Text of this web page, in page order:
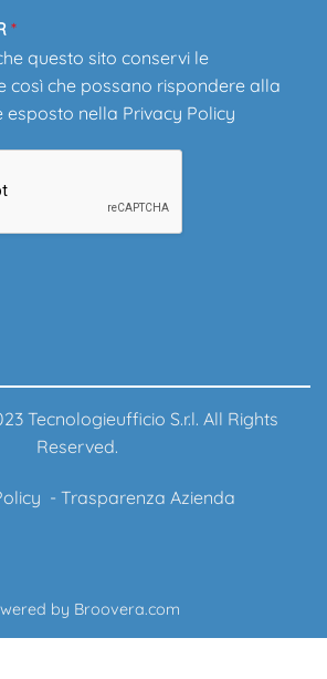
*
questo sito conservi le
così che possano rispondere alla
esposto nella Privacy Policy
Tecnologieufficio S.r.l. All Rights
Reserved.
- Trasparenza Azienda
by Broovera.com